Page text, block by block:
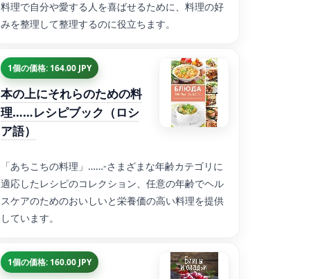
料理で自分や愛する人を喜ばせるために、料理の好
みを整理して整理するのに役立ちます。
1個の価格: 164.00 JPY
本の上にそれらのための料
理……レシピブック（ロシ
ア語）
「あちこちの料理」……-さまざまな年齢カテゴリに
適応したレシピのコレクション、任意の年齢でヘル
スケアのためのおいしいと栄養価の高い料理を提供
しています。
1個の価格: 160.00 JPY